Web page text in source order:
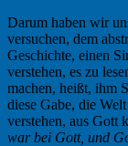
Darum haben wir
versuchen, dem
Geschichte, einen
verstehen, es zu
machen, heißt, ihm
diese Gabe, die
verstehen, aus Gott
war bei Gott, und